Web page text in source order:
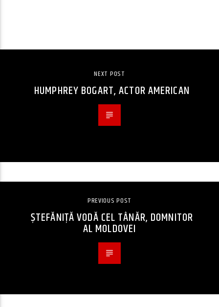
NEXT POST
HUMPHREY BOGART, ACTOR AMERICAN
PREVIOUS POST
ȘTEFĂNIȚĂ VODĂ CEL TÂNĂR, DOMNITOR
AL MOLDOVEI